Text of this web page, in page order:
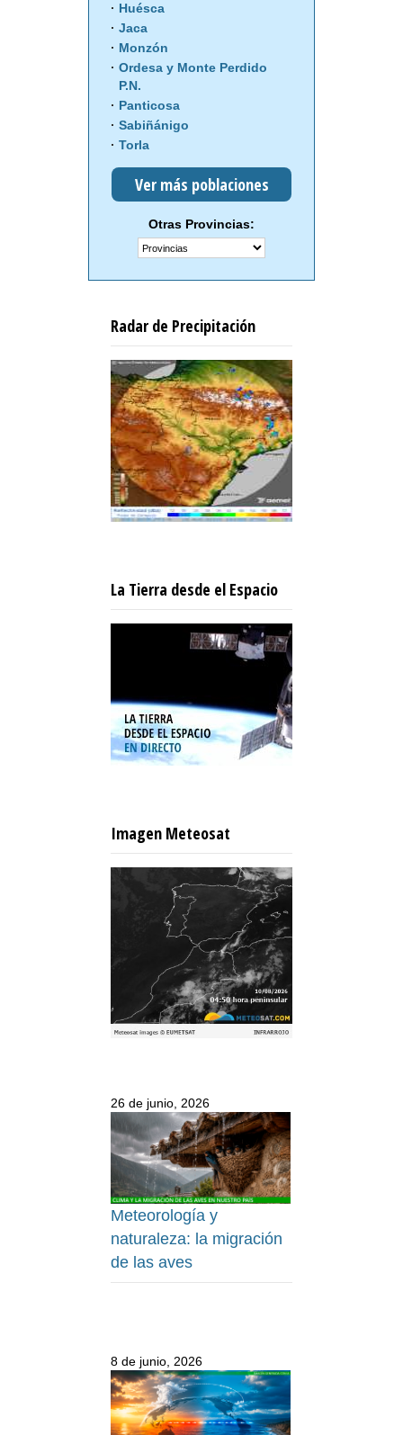
Huésca
Jaca
Monzón
Ordesa y Monte Perdido
P.N.
Panticosa
Sabiñánigo
Torla
Ver más poblaciones
Otras Provincias:
Radar de Precipitación
La Tierra desde el Espacio
Imagen Meteosat
26 de junio, 2026
Meteorología y
naturaleza: la migración
de las aves
8 de junio, 2026